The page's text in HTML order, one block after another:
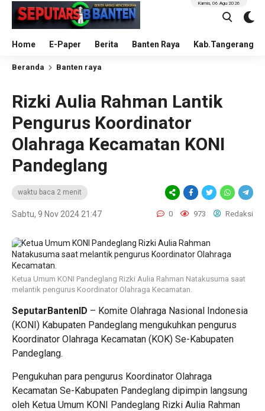
Home E-Paper Berita Banten Raya Kab.Tangerang
Kamis, 06 Agu 2026
Beranda Banten raya
Rizki Aulia Rahman Lantik
Pengurus Koordinator
Olahraga Kecamatan KONI
Pandeglang
waktu baca 2 menit
Sabtu, 9 Nov 2024 21:47 0 973 Redaksi
Ketua Umum KONI Pandeglang Rizki Aulia Rahman Natakusuma saat
melantik pengurus Koordinator Olahraga Kecamatan.
SeputarBantenID – Komite Olahraga Nasional Indonesia
(KONI) Kabupaten Pandeglang mengukuhkan pengurus
Koordinator Olahraga Kecamatan (KOK) Se-Kabupaten
Pandeglang.
Pengukuhan para pengurus Koordinator Olahraga
Kecamatan Se-Kabupaten Pandeglang dipimpin langsung
oleh Ketua Umum KONI Pandeglang Rizki Aulia Rahman